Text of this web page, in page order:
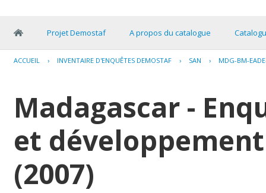
Projet Demostaf A propos du catalogue
ACCUEIL › INVENTAIRE D'ENQUÊTES DEMOSTAF › SAN › MDG-BM-
Madagascar -
et
(2007)